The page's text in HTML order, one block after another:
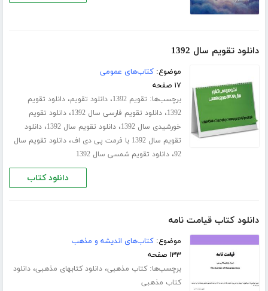
دانلود تقویم سال 1392
موضوع:کتاب‌های عمومی
۱۷ صفحه
برچسب‌ها: تقویم 1392 ،دانلود تقویم،دانلود تقویم
1392،دانلود تقویم فارسی سال 1392 ،دانلود تقویم
خورشیدی سال 1392
،دانلود تقویم سال 1392 ،دانلود
تقویم سال 1392 با فرمت پی دی اف
،دانلود تقویم سال
92،دانلود تقویم شمسی سال 1392
دانلود کتاب
دانلود کتاب قیامت نامه
موضوع:کتاب‌های اندیشه و مذهب
۱۳۳ صفحه
برچسب‌ها:کتاب مذهبی،دانلود کتابهای مذهبی،دانلود
کتاب مذهبی